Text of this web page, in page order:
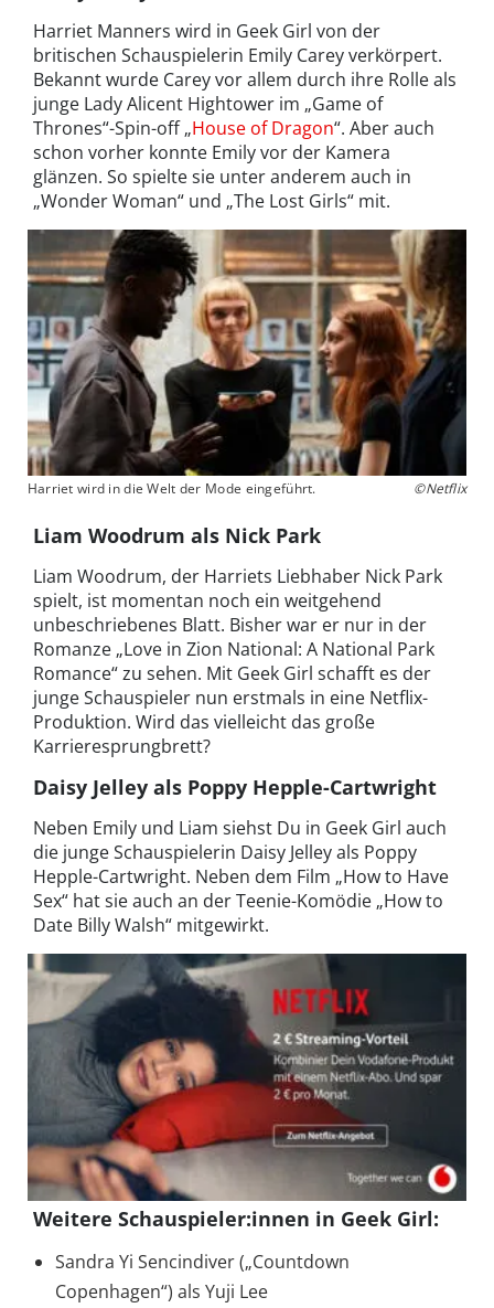
Harriet Manners wird in Geek Girl von der
britischen Schauspielerin Emily Carey verkörpert.
Bekannt wurde Carey vor allem durch ihre Rolle als
junge Lady Alicent Hightower im „Game of
Thrones“-Spin-off „House of Dragon“. Aber auch
schon vorher konnte Emily vor der Kamera
glänzen. So spielte sie unter anderem auch in
„Wonder Woman“ und „The Lost Girls“ mit.
Harriet wird in die Welt der Mode eingeführt. ©Netflix
Liam Woodrum als Nick Park
Liam Woodrum, der Harriets Liebhaber Nick Park
spielt, ist momentan noch ein weitgehend
unbeschriebenes Blatt. Bisher war er nur in der
Romanze „Love in Zion National: A National Park
Romance“ zu sehen. Mit Geek Girl schafft es der
junge Schauspieler nun erstmals in eine Netflix-
Produktion. Wird das vielleicht das große
Karrieresprungbrett?
Daisy Jelley als Poppy Hepple-Cartwright
Neben Emily und Liam siehst Du in Geek Girl auch
die junge Schauspielerin Daisy Jelley als Poppy
Hepple-Cartwright. Neben dem Film „How to Have
Sex“ hat sie auch an der Teenie-Komödie „How to
Date Billy Walsh“ mitgewirkt.
Weitere Schauspieler:innen in Geek Girl:
Sandra Yi Sencindiver („Countdown
Copenhagen“) als Yuji Lee